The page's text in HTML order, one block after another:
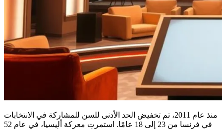
منذ عام 2011، تم تخفيض الحد الأدنى للسن للمشاركة في الانتخابات
في فرنسا من 23 إلى 18 عامًا. استمرت معركة أليسيا، في عام 52